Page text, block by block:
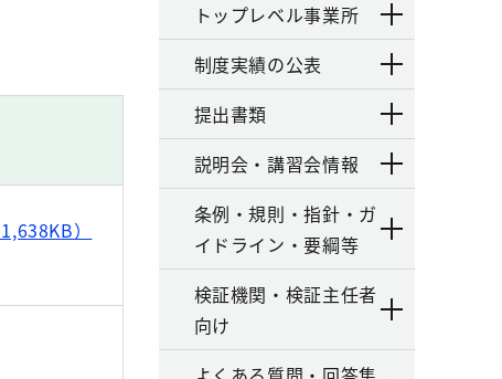
）
トップレベル事業所
制度実績の公表
提出書類
説明会・講習会情報
条例・規則・指針・ガ
イドライン・要綱等
検証機関・検証主任者
向け